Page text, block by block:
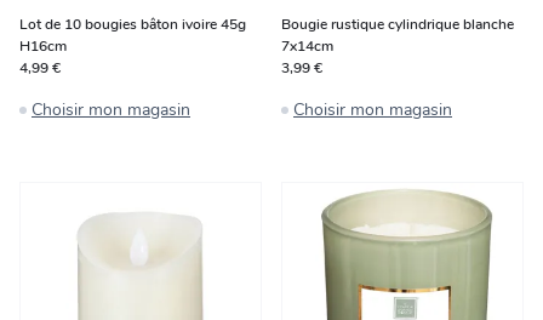
Lot de 10 bougies bâton ivoire 45g
H16cm
4,99 €
Choisir mon magasin
Bougie rustique cylindrique blanche
7x14cm
3,99 €
Choisir mon magasin